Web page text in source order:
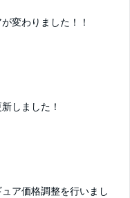
変わりました！！
しました！
ア価格調整を行いまし